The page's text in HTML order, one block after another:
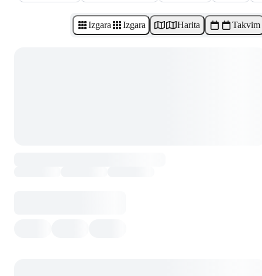
Izgara Izgara Harita Takvim